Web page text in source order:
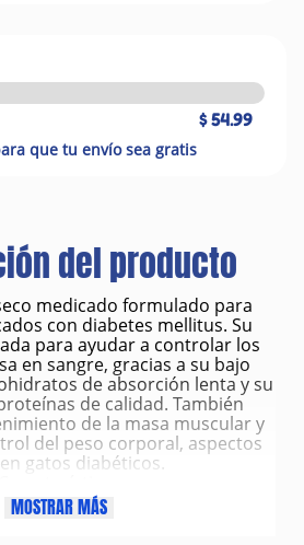
$ 54.99
que tu envío sea gratis
del producto
medicado formulado para
con diabetes mellitus. Su
para ayudar a controlar los
en sangre, gracias a su bajo
de absorción lenta y su
de calidad. También
de la masa muscular y
del peso corporal, aspectos
gatos diabéticos.
Bolsa de 400 g.
Comida seca medicada para
MOSTRAR MÁS